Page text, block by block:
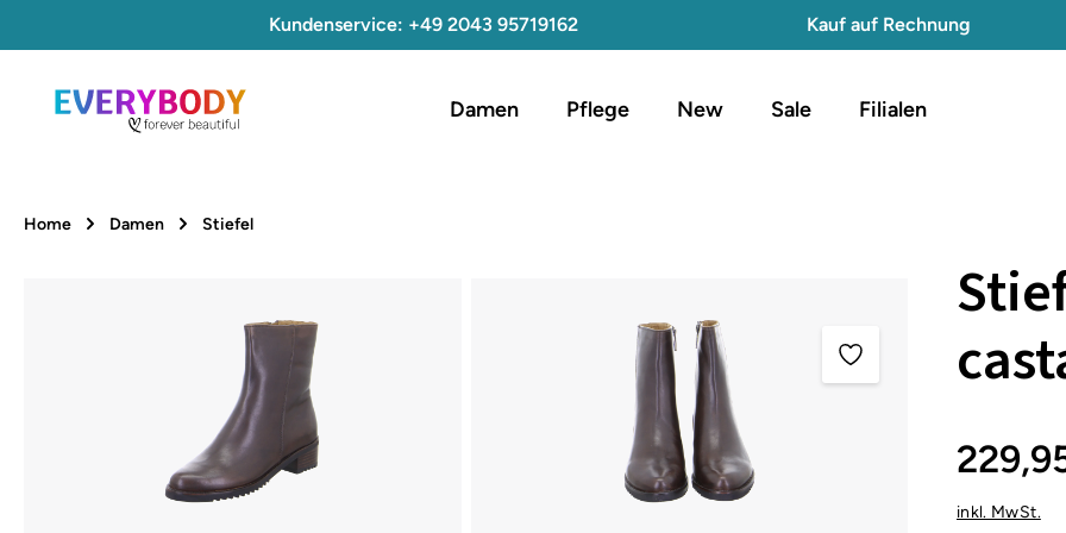
Zur Hauptnavigation springenKundenservice: +49 2043 95719162 Kauf auf Rechnung
Damen Pflege New Sale Filialen
Home Damen Stiefel
inkl. MwSt.